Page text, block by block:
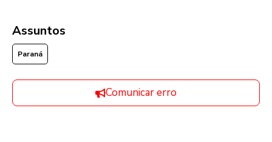
Assuntos
Paraná
Comunicar erro